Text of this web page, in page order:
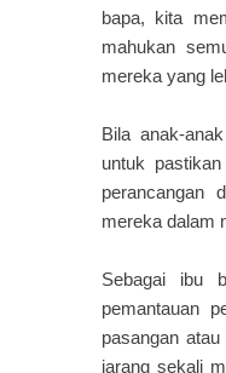
bapa, kita
mahukan
mereka yang
Bila anak-
untuk
perancangan
mereka dalam
Sebagai ibu
pemantauan
pasangan
jarang sekali